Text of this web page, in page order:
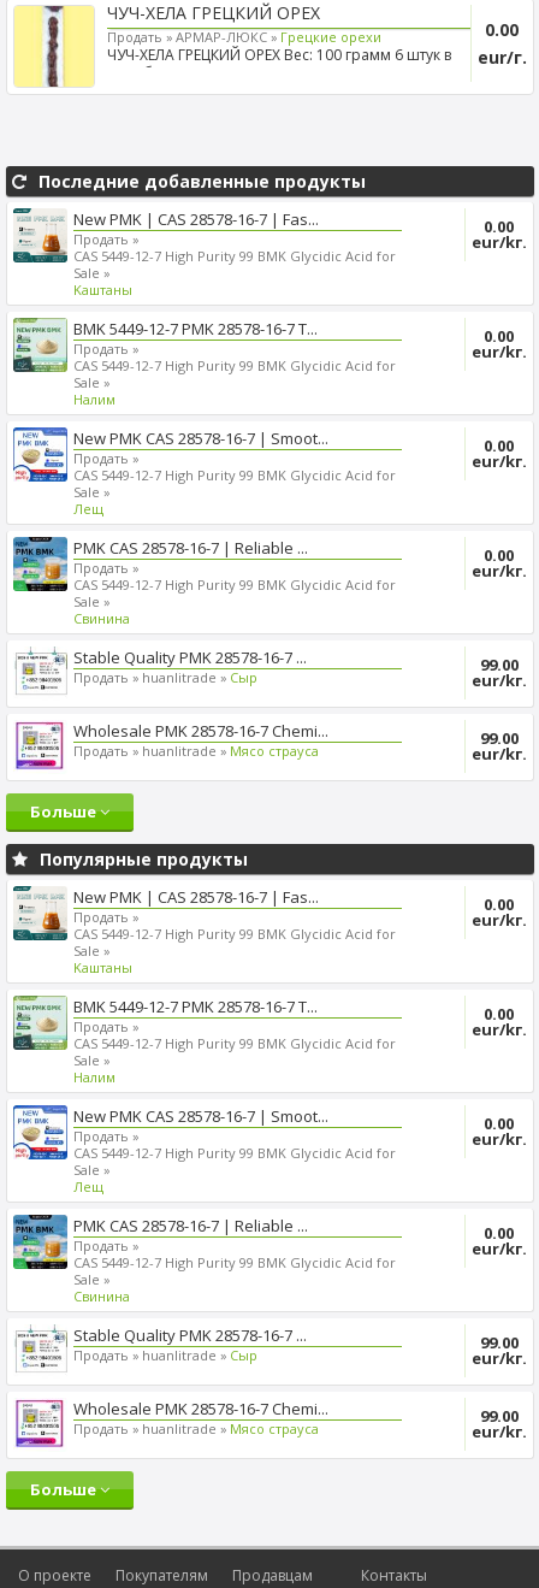
ЧУЧ-ХЕЛА ГРЕЦКИЙ ОРЕХ
Продать » АРМАР-ЛЮКС » Грецкие орехи
ЧУЧ-ХЕЛА ГРЕЦКИЙ ОРЕХ Вес: 100 грамм 6 штук в
коробке Срок х...
0.00
eur/г.
Последние добавленные продукты
New PMK | CAS 28578-16-7 | Fas...
Продать »
CAS 5449-12-7 High Purity 99 BMK Glycidic Acid for
Sale »
Kаштаны
0.00
eur/kг.
BMK 5449-12-7 PMK 28578-16-7 T...
Продать »
CAS 5449-12-7 High Purity 99 BMK Glycidic Acid for
Sale »
Налим
0.00
eur/kг.
New PMK CAS 28578-16-7 | Smoot...
Продать »
CAS 5449-12-7 High Purity 99 BMK Glycidic Acid for
Sale »
Лещ
0.00
eur/kг.
PMK CAS 28578-16-7 | Reliable ...
Продать »
CAS 5449-12-7 High Purity 99 BMK Glycidic Acid for
Sale »
Cвинина
0.00
eur/kг.
Stable Quality PMK 28578-16-7 ...
Продать » huanlitrade » Сыр
99.00
eur/kг.
Wholesale PMK 28578-16-7 Chemi...
Продать » huanlitrade » Mясо страуса
99.00
eur/kг.
Больше
Популярные продукты
New PMK | CAS 28578-16-7 | Fas...
Продать »
CAS 5449-12-7 High Purity 99 BMK Glycidic Acid for
Sale »
Kаштаны
0.00
eur/kг.
BMK 5449-12-7 PMK 28578-16-7 T...
Продать »
CAS 5449-12-7 High Purity 99 BMK Glycidic Acid for
Sale »
Налим
0.00
eur/kг.
New PMK CAS 28578-16-7 | Smoot...
Продать »
CAS 5449-12-7 High Purity 99 BMK Glycidic Acid for
Sale »
Лещ
0.00
eur/kг.
PMK CAS 28578-16-7 | Reliable ...
Продать »
CAS 5449-12-7 High Purity 99 BMK Glycidic Acid for
Sale »
Cвинина
0.00
eur/kг.
Stable Quality PMK 28578-16-7 ...
Продать » huanlitrade » Сыр
99.00
eur/kг.
Wholesale PMK 28578-16-7 Chemi...
Продать » huanlitrade » Mясо страуса
99.00
eur/kг.
Больше
О проекте Покупателям Продавцам Контакты